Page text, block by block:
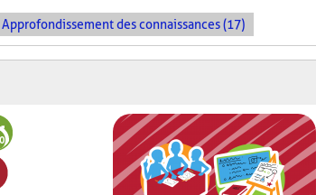
Approfondissement des connaissances (17)